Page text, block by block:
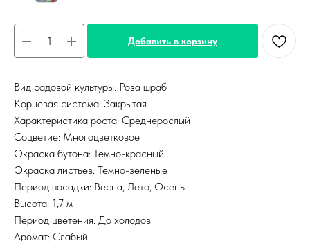
Добавить в корзину
Вид садовой культуры: Роза шраб
Корневая система: Закрытая
Характеристика роста: Среднерослый
Соцветие: Многоцветковое
Окраска бутона: Темно-красный
Окраска листьев: Темно-зеленые
Период посадки: Весна, Лето, Осень
Высота: 1,7 м
Период цветения: До холодов
Аромат: Слабый